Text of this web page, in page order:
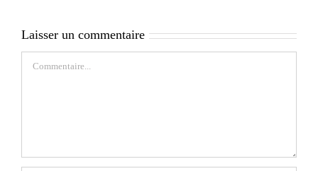
Laisser un commentaire
Commentaire